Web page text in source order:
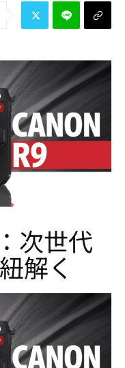
次世代
解く